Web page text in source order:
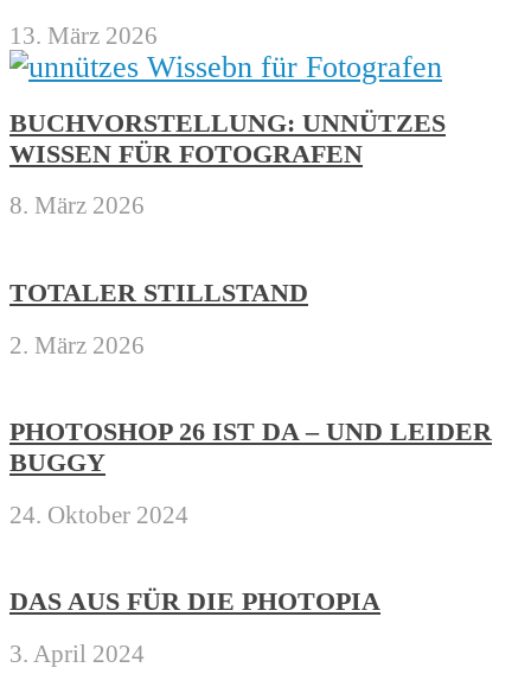
13. März 2026
BUCHVORSTELLUNG: UNNÜTZES
WISSEN FÜR FOTOGRAFEN
8. März 2026
TOTALER STILLSTAND
2. März 2026
PHOTOSHOP 26 IST DA – UND LEIDER
BUGGY
24. Oktober 2024
DAS AUS FÜR DIE PHOTOPIA
3. April 2024